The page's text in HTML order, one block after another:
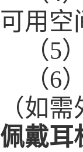
可用空
（5）
（6）
（如
佩戴耳